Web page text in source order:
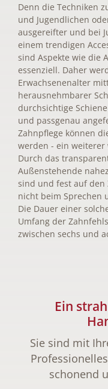
Denn die Techniken
und Jugendlichen
ausgereifter und bei
einem trendigen
sind Aspekte wie die
essenziell. Daher
Erwachsenenalter
herausnehmbarer
durchsichtige
und passgenau
Zahnpflege können
werden - ein weiterer
Durch das
Außenstehende
sind und fest auf den
nicht beim Sprechen
Die Dauer einer
Umfang der
zwischen sechs und
Ein
Sie sind mit
schonend